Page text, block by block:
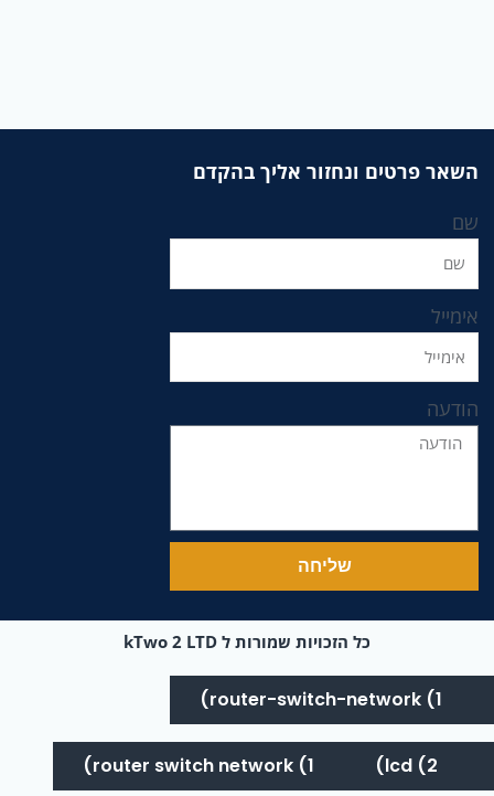
השאר פרטים ונחזור אליך בהקדם
שם
אימייל
הודעה
שליחה
כל הזכויות שמורות ל kTwo 2 LTD
router-switch-network (1)
lcd (2)
router switch network (1)